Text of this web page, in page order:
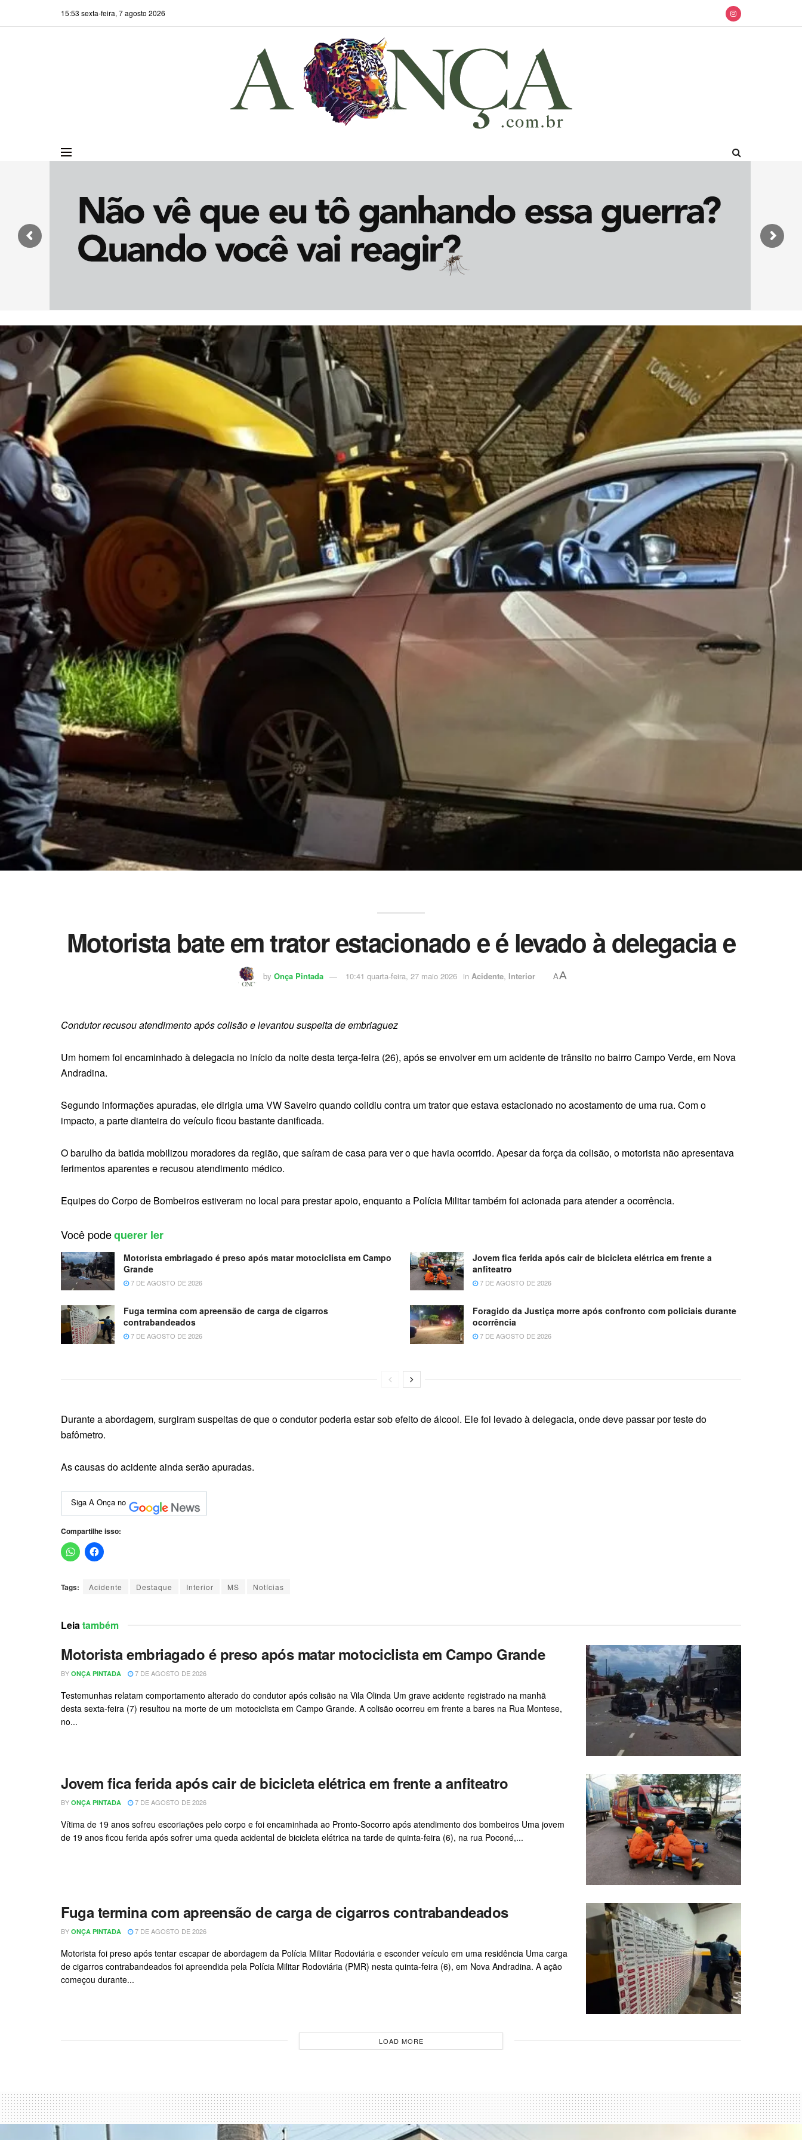
15:53 sexta-feira, 7 agosto 2026
Motorista bate em trator estacionado e é levado à delegacia e
by Onça Pintada 10:41 quarta-feira, 27 maio 2026 in Acidente, Interior AA
Condutor recusou atendimento após colisão e levantou suspeita de embriaguez
Um homem foi encaminhado à delegacia no início da noite desta terça-feira (26), após se envolver em um acidente de trânsito no bairro Campo Verde, em Nova
Andradina.
Segundo informações apuradas, ele dirigia uma VW Saveiro quando colidiu contra um trator que estava estacionado no acostamento de uma rua. Com o
impacto, a parte dianteira do veículo ficou bastante danificada.
O barulho da batida mobilizou moradores da região, que saíram de casa para ver o que havia ocorrido. Apesar da força da colisão, o motorista não apresentava
ferimentos aparentes e recusou atendimento médico.
Equipes do Corpo de Bombeiros estiveram no local para prestar apoio, enquanto a Polícia Militar também foi acionada para atender a ocorrência.
Você podequerer ler
Motorista embriagado é preso após matar motociclista em Campo
Grande
7 DE AGOSTO DE 2026
Jovem fica ferida após cair de bicicleta elétrica em frente a
anfiteatro
7 DE AGOSTO DE 2026
Fuga termina com apreensão de carga de cigarros
contrabandeados
7 DE AGOSTO DE 2026
Foragido da Justiça morre após confronto com policiais durante
ocorrência
7 DE AGOSTO DE 2026
Durante a abordagem, surgiram suspeitas de que o condutor poderia estar sob efeito de álcool. Ele foi levado à delegacia, onde deve passar por teste do
bafômetro.
As causas do acidente ainda serão apuradas.
Siga A Onça no
Compartilhe isso:
Tags: Acidente Destaque Interior MS Notícias
Leiatambém
Motorista embriagado é preso após matar motociclista em Campo Grande
BY ONÇA PINTADA 7 DE AGOSTO DE 2026
Testemunhas relatam comportamento alterado do condutor após colisão na Vila Olinda Um grave acidente registrado na manhã
desta sexta-feira (7) resultou na morte de um motociclista em Campo Grande. A colisão ocorreu em frente a bares na Rua Montese,
no...
Jovem fica ferida após cair de bicicleta elétrica em frente a anfiteatro
BY ONÇA PINTADA 7 DE AGOSTO DE 2026
Vítima de 19 anos sofreu escoriações pelo corpo e foi encaminhada ao Pronto-Socorro após atendimento dos bombeiros Uma jovem
de 19 anos ficou ferida após sofrer uma queda acidental de bicicleta elétrica na tarde de quinta-feira (6), na rua Poconé,...
Fuga termina com apreensão de carga de cigarros contrabandeados
BY ONÇA PINTADA 7 DE AGOSTO DE 2026
Motorista foi preso após tentar escapar de abordagem da Polícia Militar Rodoviária e esconder veículo em uma residência Uma carga
de cigarros contrabandeados foi apreendida pela Polícia Militar Rodoviária (PMR) nesta quinta-feira (6), em Nova Andradina. A ação
começou durante...
LOAD MORE